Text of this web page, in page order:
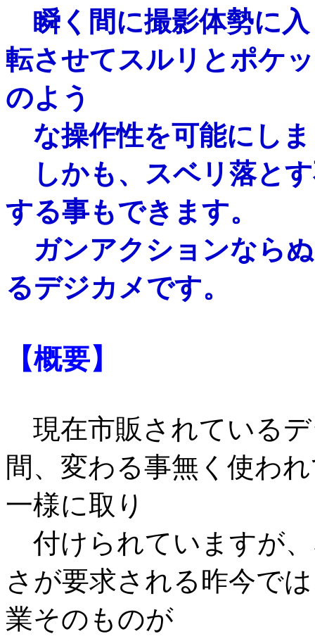
瞬く間に撮影体勢に
転させてスルリとポケ
のよう
な操作性を可能にし
しかも、スベリ落と
する事もできます。
ガンアクションなら
るデジカメです。
【概要】
現在市販されている
間、変わる事無く使わ
一様に取り
付けられていますが
さが要求される昨今で
業そのものが